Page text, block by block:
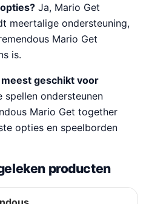
Ja, Mario Get
meertalige ondersteuning,
Mario Get
is.
geschikt voor
spellen ondersteunen
Mario Get together
opties en speelborden
producten